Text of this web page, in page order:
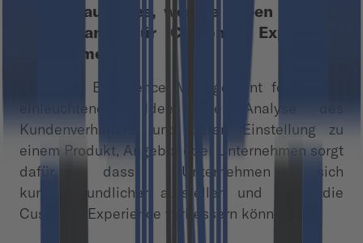
Jeder braucht es, wenige haben es – die
Marktchance für Customer Experience
Management
Customer Experience Management folgt einer
einleuchtenden Idee: Die Analyse des
Kundenverhaltens und deren Einstellung zu
einem Produkt, Angebot oder Unternehmen sorgt
dafür, dass Unternehmen sich
kundenfreundlicher aufstellen und somit die
Customer Experience verbessern können.